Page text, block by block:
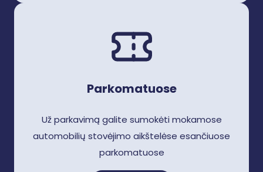
Parkomatuose
Už parkavimą galite sumokėti mokamose
automobilių stovėjimo aikštelėse esančiuose
parkomatuose